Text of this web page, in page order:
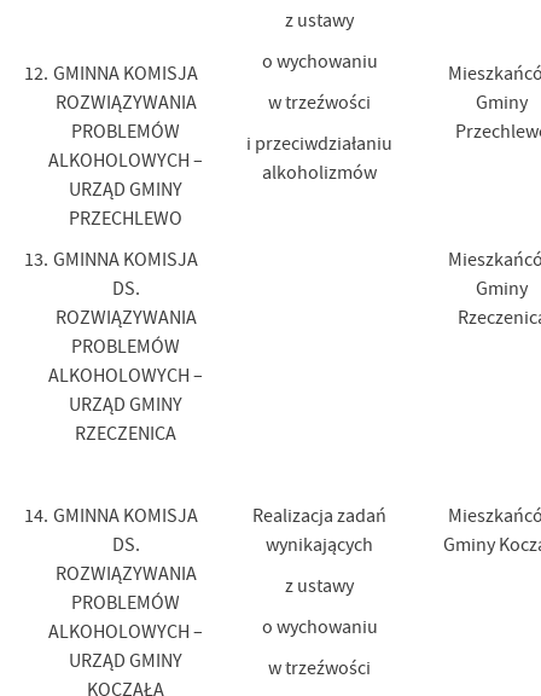
z ustawy
o wychowaniu
w trzeźwości
i przeciwdziałaniu
alkoholizmów
12. GMINNA KOMISJA
ROZWIĄZYWANIA
PROBLEMÓW
ALKOHOLOWYCH –
URZĄD GMINY
PRZECHLEWO
Gminy
13. GMINNA KOMISJA
DS.
ROZWIĄZYWANIA
PROBLEMÓW
ALKOHOLOWYCH –
URZĄD GMINY
RZECZENICA
Gminy
14. GMINNA KOMISJA
DS.
ROZWIĄZYWANIA
PROBLEMÓW
ALKOHOLOWYCH –
URZĄD GMINY
KOCZAŁA
Realizacja zadań
wynikających
z ustawy
o wychowaniu
w trzeźwości
Gminy